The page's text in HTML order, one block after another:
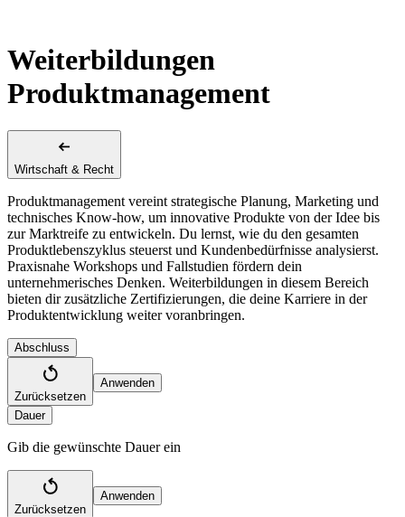
Weiterbildungen
Produktmanagement
Wirtschaft & Recht
Produktmanagement vereint strategische Planung, Marketing und
technisches Know-how, um innovative Produkte von der Idee bis
zur Marktreife zu entwickeln. Du lernst, wie du den gesamten
Produktlebenszyklus steuerst und Kundenbedürfnisse analysierst.
Praxisnahe Workshops und Fallstudien fördern dein
unternehmerisches Denken. Weiterbildungen in diesem Bereich
bieten dir zusätzliche Zertifizierungen, die deine Karriere in der
Produktentwicklung weiter voranbringen.
Abschluss
Zurücksetzen
Anwenden
Dauer
Gib die gewünschte Dauer ein
Zurücksetzen
Anwenden